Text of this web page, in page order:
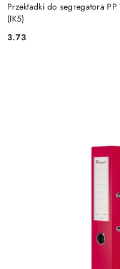
Przekładki do segregatora
(IK5)
Cena:
3.73